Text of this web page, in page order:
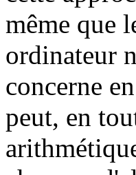
même que
ordinateur
concerne
peut, en